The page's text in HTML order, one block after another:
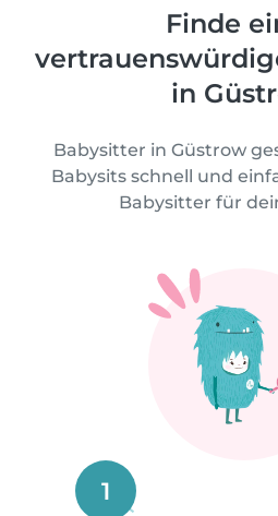
Finde
in
Babysitter in Güstrow
Babysits schnell und
Babysitter für
1